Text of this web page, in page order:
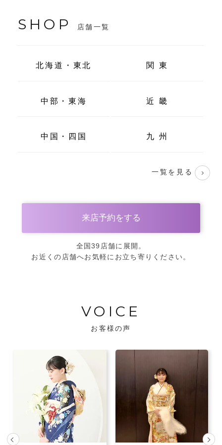
SHOP 店舗一覧
北海道・東北 関 東
中部・東海 近 畿
中国・四国 九 州
一覧を見る
来店予約をする
全国39店舗に展開。
お近くの店舗へお気軽にお立ち寄りください。
VOICE
お客様の声